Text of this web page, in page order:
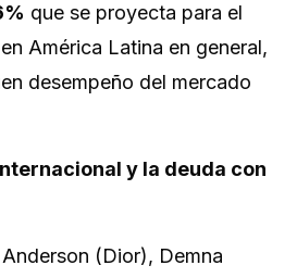
que se proyecta para el
América Latina en general,
desempeño del mercado
y la deuda con
(Dior), Demna